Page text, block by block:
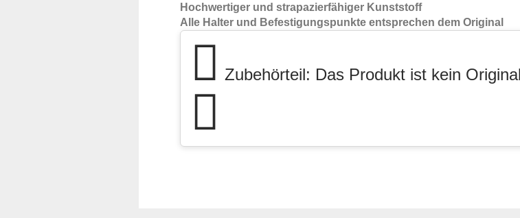
Hochwertiger und strapazierfähiger Kunststoff
Alle Halter und Befestigungspunkte entsprechen dem Original
Zubehörteil: Das Produkt ist kein